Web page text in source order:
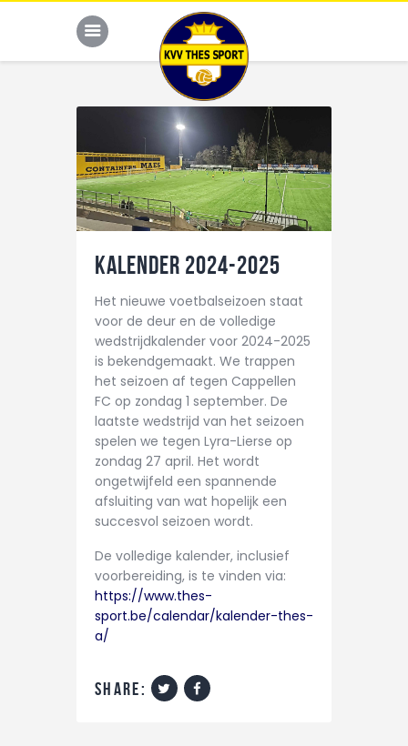
JONG THES
G-VOETBAL
JEUGD
HOME
KALENDER
TEAM
NIEUWS
DE CLUB
CONTACT
KALENDER 2024-2025
Het nieuwe voetbalseizoen staat
voor de deur en de volledige
wedstrijdkalender voor 2024-2025
is bekendgemaakt. We trappen
het seizoen af tegen Cappellen
FC op zondag 1 september. De
laatste wedstrijd van het seizoen
spelen we tegen Lyra-Lierse op
zondag 27 april. Het wordt
ongetwijfeld een spannende
afsluiting van wat hopelijk een
succesvol seizoen wordt.
De volledige kalender, inclusief
voorbereiding, is te vinden via:
https://www.thes-
sport.be/calendar/kalender-thes-
a/
share: